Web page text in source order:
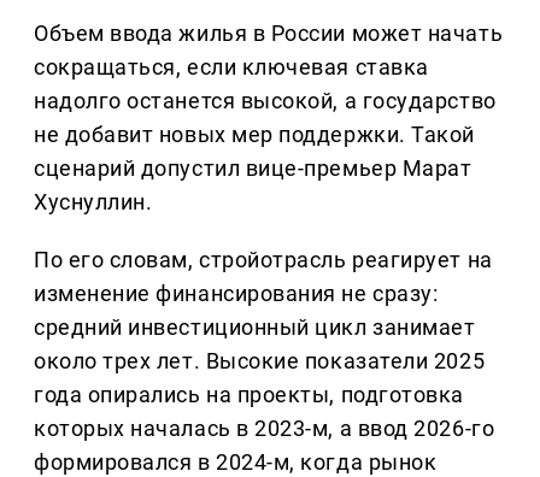
Объем ввода жилья в России может начать
сокращаться, если ключевая ставка
надолго останется высокой, а государство
не добавит новых мер поддержки. Такой
сценарий допустил вице-премьер Марат
Хуснуллин.
По его словам, стройотрасль реагирует на
изменение финансирования не сразу:
средний инвестиционный цикл занимает
около трех лет. Высокие показатели 2025
года опирались на проекты, подготовка
которых началась в 2023-м, а ввод 2026-го
формировался в 2024-м, когда рынок